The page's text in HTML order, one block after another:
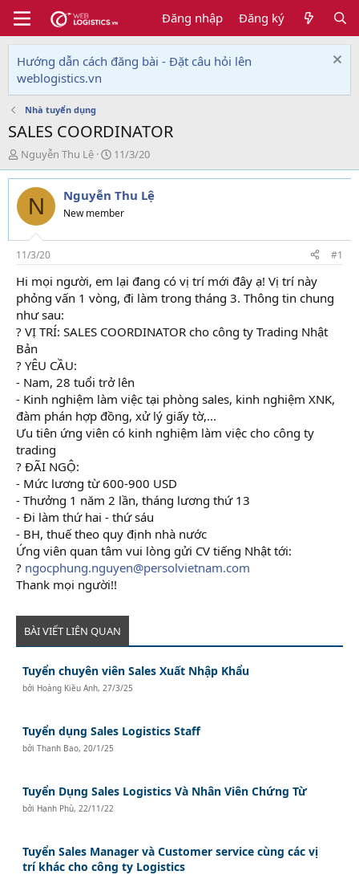
Đăng nhập Đăng ký
Hướng dẫn cách đăng bài - Đặt câu hỏi lên
weblogistics.vn
Nhà tuyển dụng
SALES COORDINATOR
T
h
r
e
d
s
t
a
r
t
e
r
Nguyễn Thu Lệ
N
g
à
y
g
i
11/3/20
N Nguyễn Thu Lệ
New member
11/3/20 #1
Hi mọi người, em lại đang có vị trí mới đây ạ! Vị trí này
phỏng vấn 1 vòng, đi làm trong tháng 3. Thông tin chung
như sau:
? VỊ TRÍ: SALES COORDINATOR cho công ty Trading Nhật
Bản
? YÊU CẦU:
- Nam, 28 tuổi trở lên
- Kinh nghiệm làm việc tại phòng sales, kinh nghiệm XNK,
đàm phán hợp đồng, xử lý giấy tờ,...
Ưu tiên ứng viên có kinh nghiệm làm việc cho công ty
trading
? ĐÃI NGỘ:
- Mức lương từ 600-900 USD
- Thưởng 1 năm 2 lần, tháng lương thứ 13
- Đi làm thứ hai - thứ sáu
- BH, thuế theo quy định nhà nước
Ứng viên quan tâm vui lòng gửi CV tiếng Nhật tới:
? ngocphung.nguyen@persolvietnam.com
Thank mọi người!!
BÀI VIẾT LIÊN QUAN
Tuyển chuyên viên Sales Xuất Nhập Khẩu
bởi Hoàng Kiều Anh, 27/3/25
Tuyển dụng Sales Logistics Staff
bởiThanh Bao, 20/1/25
Tuyển Dụng Sales Logistics Và Nhân Viên Chứng Từ
bởi Hạnh Phù, 22/11/22
Tuyển Sales Manager và Customer service cùng các vị
trí khác cho công ty Logistics